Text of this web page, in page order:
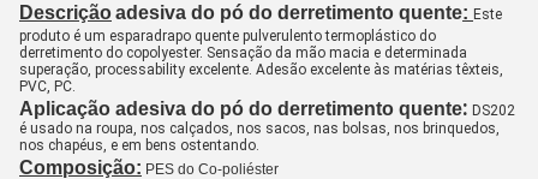
Descriçãoadesiva do pó do derretimento quente: Este
produto é um esparadrapo quente pulverulento termoplástico do
derretimento do copolyester. Sensação da mão macia e determinada
superação, processability excelente. Adesão excelente às matérias têxteis,
PVC, PC.
Aplicação adesiva do pó do derretimento quente: DS202
é usado na roupa, nos calçados, nos sacos, nas bolsas, nos brinquedos,
nos chapéus, e em bens ostentando.
Composição: PES do Co-poliéster